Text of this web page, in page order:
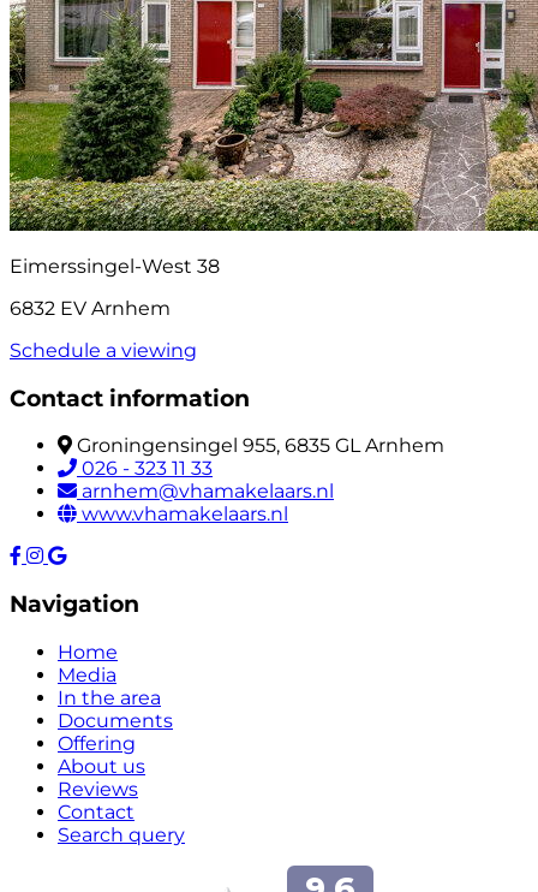
Eimerssingel-West 38
6832 EV Arnhem
Schedule a viewing
Contact information
Groningensingel 955, 6835 GL Arnhem
026 - 323 11 33
arnhem@vhamakelaars.nl
www.vhamakelaars.nl
Navigation
Home
Media
In the area
Documents
Offering
About us
Reviews
Contact
Search query